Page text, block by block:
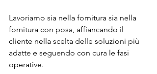
Lavoriamo sia nella fornitura sia nella
fornitura con posa, affiancando il
cliente nella scelta delle soluzioni più
adatte e seguendo con cura le fasi
operative.